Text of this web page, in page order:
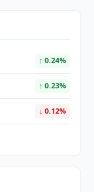
↑ 0.24%
↑ 0.23%
↓ 0.12%